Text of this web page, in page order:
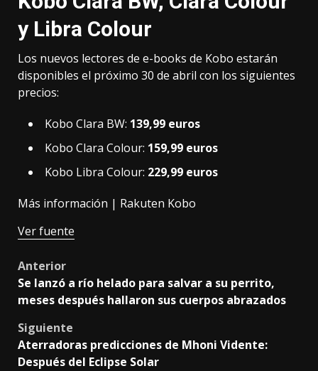
y Libra Colour
Los nuevos lectores de e-books de Kobo estarán
disponibles el próximo 30 de abril con los siguientes
precios:
Kobo Clara BW: 139,99 euros
Kobo Clara Colour: 159,99 euros
Kobo Libra Colour: 229,99 euros
Más información | Rakuten Kobo
Ver fuente
Post
navigation
Anterior
Se lanzó a río helado para salvar a su perrito,
meses después hallaron sus cuerpos abrazados
Siguiente
Aterradoras predicciones de Mhoni Vidente:
Después del Eclipse Solar